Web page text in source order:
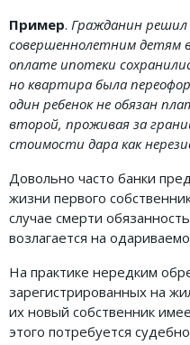
Пример. Гражданин
совершеннолетним детям
оплате ипотеки
но квартира была
один ребенок не обязан
второй, проживая за
стоимости дара как
Довольно часто банки
жизни первого
случае смерти
возлагается на
На практике нередким
зарегистрированных на
их новый собственник
этого потребуется